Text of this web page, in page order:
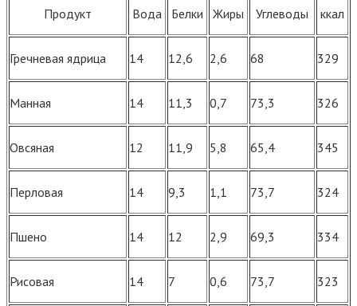
Продукт Вода Белки Жиры Углеводы ккал
Гречневая ядрица 14 12,6 2,6 68 329
Манная 14 11,3 0,7 73,3 326
Овсяная 12 11,9 5,8 65,4 345
Перловая 14 9,3 1,1 73,7 324
Пшено 14 12 2,9 69,3 334
Рисовая 14 7 0,6 73,7 323